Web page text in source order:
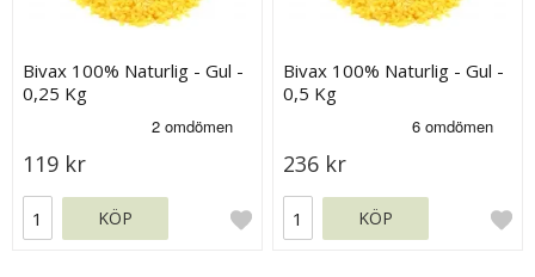
Bivax 100% Naturlig - Gul -
0,25 Kg
119 kr
KÖP
Bivax 100% Naturlig - Gul -
0,5 Kg
236 kr
KÖP